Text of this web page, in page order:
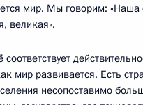
мир. Мы говорим: «Наша
великая».
мир развивается. Есть
несопоставимо